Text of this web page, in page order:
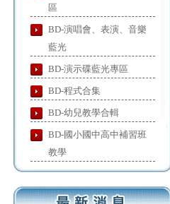
區
BD-演唱會、表演、音樂
藍光
BD-演示碟藍光專區
BD-程式合集
BD-幼兒教學合輯
BD-國小國中高中補習班
教學